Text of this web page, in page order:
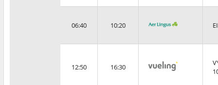
06:40 10:20
12:50 16:30